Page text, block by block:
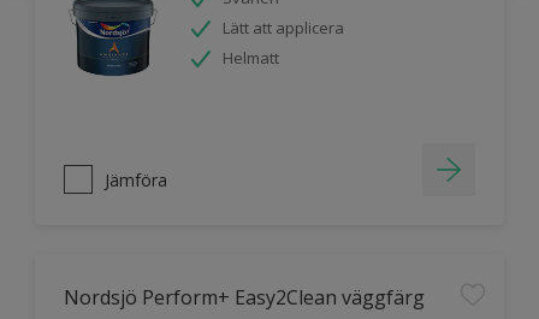
Lätt att applicera
Helmatt
Jämföra
Nordsjö Perform+ Easy2Clean väggfärg